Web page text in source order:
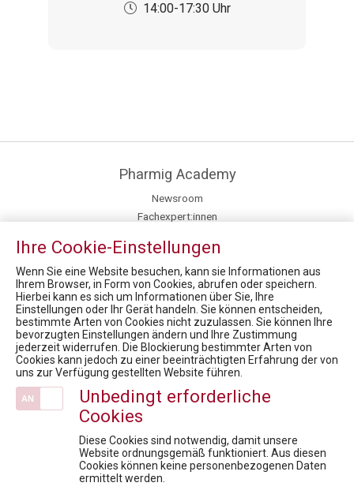
14:00-17:30 Uhr
Pharmig Academy
Newsroom
Fachexpert:innen
Kontakt / Anfahrt
Fördermöglichkeiten für Privatpersonen
News
Market Access for you - Insider Know-how & Best Practice Modul 3
Health Care Symposium 2019 - Pharma & Health 4.0: We drive digital
Market Access for you - Insider Know how & Best Practice Modul 5
Pharma Intensiv: Industry Deep Dive
Market Access under Pressure: Konfliktfelder der Pharmaindustrie
Ihre Cookie-Einstellungen
Wenn Sie eine Website besuchen, kann sie Informationen aus
Ihrem Browser, in Form von Cookies, abrufen oder speichern.
Hierbei kann es sich um Informationen über Sie, Ihre
Einstellungen oder Ihr Gerät handeln. Sie können entscheiden,
bestimmte Arten von Cookies nicht zuzulassen. Sie können Ihre
bevorzugten Einstellungen ändern und Ihre Zustimmung
jederzeit widerrufen. Die Blockierung bestimmter Arten von
Cookies kann jedoch zu einer beeinträchtigten Erfahrung der von
uns zur Verfügung gestellten Website führen.
Unbedingt erforderliche
Cookies
Diese Cookies sind notwendig, damit unsere
Website ordnungsgemäß funktioniert. Aus diesen
Cookies können keine personenbezogenen Daten
ermittelt werden.